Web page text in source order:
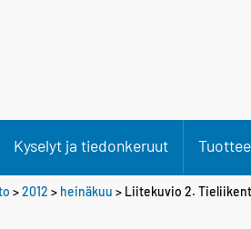
Kyselyt ja tiedonkeruut
>2012 > heinäkuu > Liitekuvio 2.